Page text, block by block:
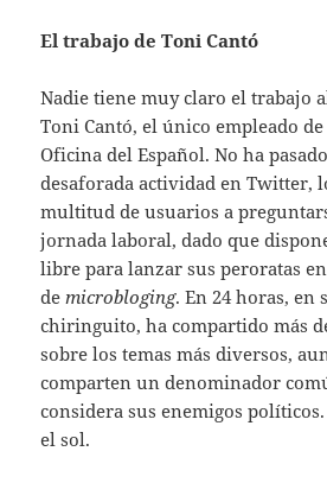
El trabajo de Toni Cantó
Nadie tiene muy claro el trabajo
Toni Cantó, el único empleado
Oficina del Español. No ha
desaforada actividad en Twitter,
multitud de usuarios a
jornada laboral, dado que
libre para lanzar sus peroratas
demicrobloging. En 24 horas, en
chiringuito, ha compartido más
sobre los temas más diversos,
comparten un denominador
considera sus enemigos
el sol.